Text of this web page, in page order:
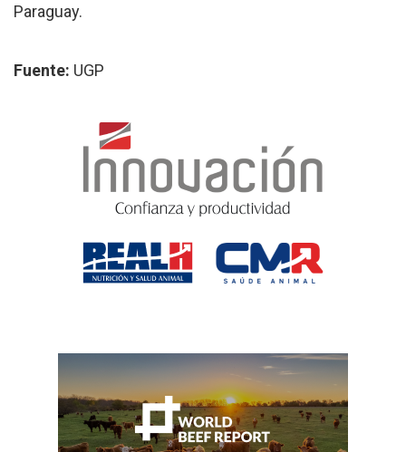
Paraguay.
Fuente: UGP